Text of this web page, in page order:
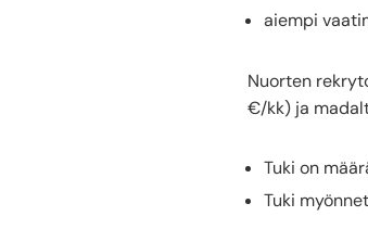
aiempi
Nuorten
€/kk) ja
Tuki on
Tuki